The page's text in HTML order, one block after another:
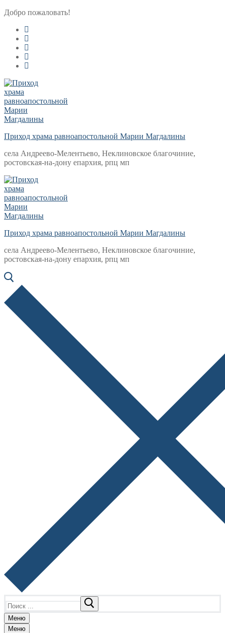
Перейти
содержимому
Меню
Закрыть
Добро пожаловать!
Приход храма равноапостольной Марии Магдалины
села Андреево-Мелентьево, Неклиновское благочиние,
ростовская-на-дону епархия, рпц мп
Приход храма равноапостольной Марии Магдалины
села Андреево-Мелентьево, Неклиновское благочиние,
ростовская-на-дону епархия, рпц мп
Меню
Меню